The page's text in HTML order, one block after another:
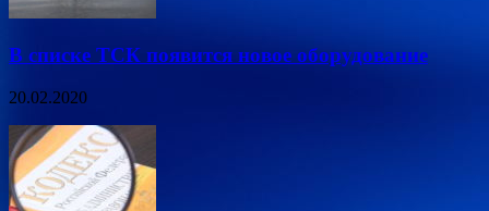
В списке ТСК появится новое оборудование
20.02.2020